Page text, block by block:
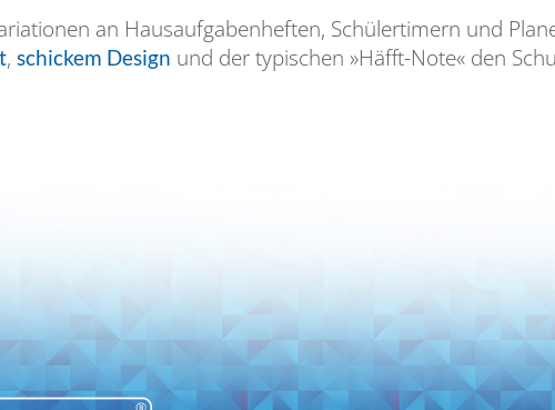
an Hausaufgabenheften, Schülertimern und
, schickem Design und der typischen »Häfft-Note« den